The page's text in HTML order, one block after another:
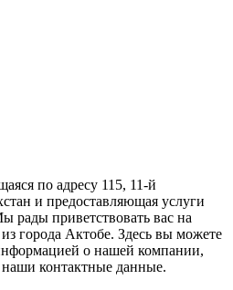
по адресу 115, 11-й
и предоставляющая услуги
рады приветствовать вас на
города Актобе. Здесь вы можете
о нашей компании,
контактные данные.